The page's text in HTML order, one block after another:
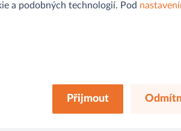
a podobných technologií. Pod
Přijmout